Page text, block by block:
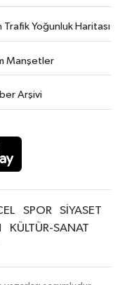
Trafik Yoğunluk Haritası
Manşetler
Arşivi
SPOR
SİYASET
KÜLTÜR-SANAT